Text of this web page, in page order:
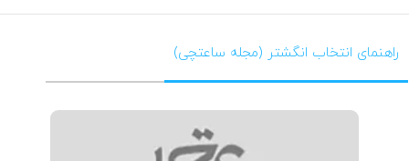
راهنمای انتخاب انگشتر (مجله ساعتچی)